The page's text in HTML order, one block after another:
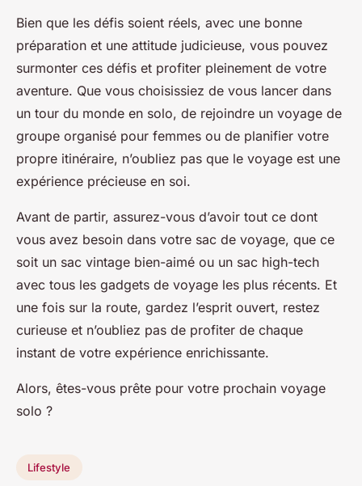
Bien que les défis soient réels, avec une bonne
préparation et une attitude judicieuse, vous pouvez
surmonter ces défis et profiter pleinement de votre
aventure. Que vous choisissiez de vous lancer dans
un tour du monde en solo, de rejoindre un voyage de
groupe organisé pour femmes ou de planifier votre
propre itinéraire, n’oubliez pas que le voyage est une
expérience précieuse en soi.
Avant de partir, assurez-vous d’avoir tout ce dont
vous avez besoin dans votre sac de voyage, que ce
soit un sac vintage bien-aimé ou un sac high-tech
avec tous les gadgets de voyage les plus récents. Et
une fois sur la route, gardez l’esprit ouvert, restez
curieuse et n’oubliez pas de profiter de chaque
instant de votre expérience enrichissante.
Alors, êtes-vous prête pour votre prochain voyage
solo ?
Lifestyle